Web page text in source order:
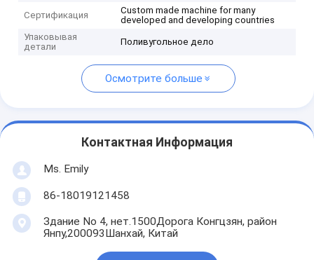
Сертификация
Custom made machine for many
developed and developing countries
Упаковывая
детали
Поливугольное дело
Осмотрите больше
Контактная Информация
Ms. Emily
86-18019121458
Здание No 4, нет.1500Дорога Конгцзян, район
Янпу,200093Шанхай, Китай